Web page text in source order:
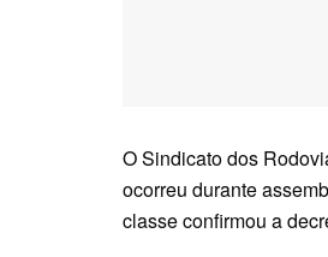
O Sindicato dos
ocorreu durante
classe confirmou a